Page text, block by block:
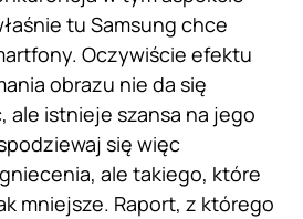
tu Samsung chce
Oczywiście efektu
obrazu nie da się
ale istnieje szansa na jego
się więc
ale takiego, które
mniejsze. Raport, z którego